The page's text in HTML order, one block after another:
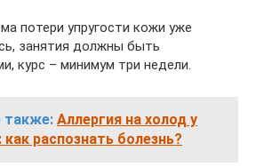
потери упругости кожи уже
занятия должны быть
курс – минимум три недели.
также: Аллергия на холод у
как распознать болезнь?